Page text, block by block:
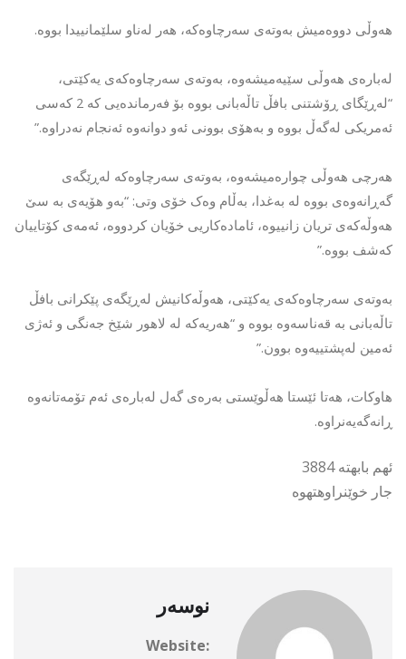
هەوڵی دووەمیش بەوتەی سەرچاوەکە، هەر لەناو سلێمانییدا بووە.
لەبارەی هەوڵی سێیەمیشەوە، بەوتەی سەرچاوەکەی یەکێتی،
“لەڕێگای ڕۆشتنی بافڵ تاڵەبانی بووە بۆ فەرماندەیی کە 2 کەسی
ئەمریکی لەگەڵ بووە و بەهۆی بوونی ئەو دوانەوە ئەنجام نەدراوە.”
هەرچی هەوڵی چوارەمیشەوە، بەوتەی سەرچاوەکە لەڕێگەی
گەڕانەوەی بووە لە بەغدا، بەڵام وەک خۆی وتی: “بەو هۆیەی بە سێ
هەوڵەکەی تریان زانییوە، ئامادەکاریی خۆیان کردووە، ئەمەی کۆتاییان
کەشف بووە.”
بەوتەی سەرچاوەکەی یەکێتی، هەوڵەکانیش لەڕێگەی پێکرانی بافڵ
تاڵەبانی بە قەناسەوە بووە و “هەریەکە لە لاهور شێخ جەنگی و ئەژی
ئەمین لەپشتییەوە بوون.”
هاوکات، هەتا ئێستا هەڵوێستی بەرەی گەل لەبارەی ئەم تۆمەتانەوە
ڕانەگەیەنراوە.
ئهم بابهته 3884
جار خوێنراوهتهوه
نوسەر
Website: